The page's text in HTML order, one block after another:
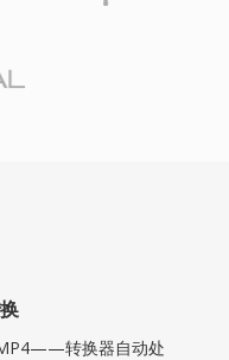
设备上进行分发。
转换器自动处